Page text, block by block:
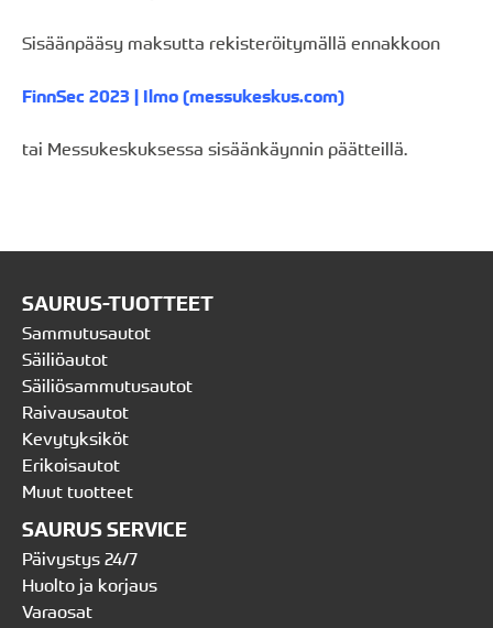
Sisäänpääsy maksutta rekisteröitymällä ennakkoon
FinnSec 2023 | Ilmo (messukeskus.com)
tai Messukeskuksessa sisäänkäynnin päätteillä.
SAURUS-TUOTTEET
Sammutusautot
Säiliöautot
Säiliösammutusautot
Raivausautot
Kevytyksiköt
Erikoisautot
Muut tuotteet
SAURUS SERVICE
Päivystys 24/7
Huolto ja korjaus
Varaosat